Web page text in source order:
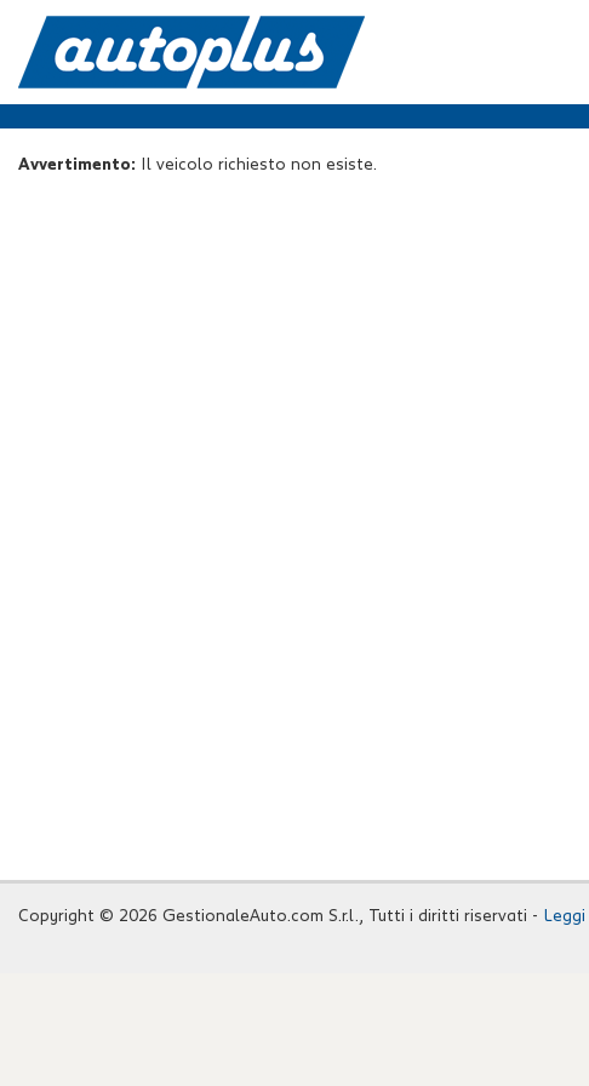
Avvertimento: Il veicolo richiesto non esiste.
Copyright © 2026 GestionaleAuto.com S.r.l., Tutti i diritti riservati -